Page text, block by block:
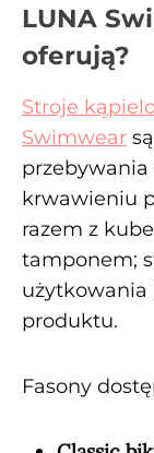
LUNA
oferują?
Stroje
Swimwear
krwawieniu
razem z
tamponem;
użytkowania
produktu.
Fasony